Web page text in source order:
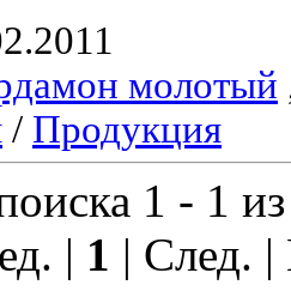
молотый
/ Продукция
1 - 1
| 1 | След.